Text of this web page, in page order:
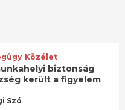
Közélet
biztonság
került a figyelem
Szó